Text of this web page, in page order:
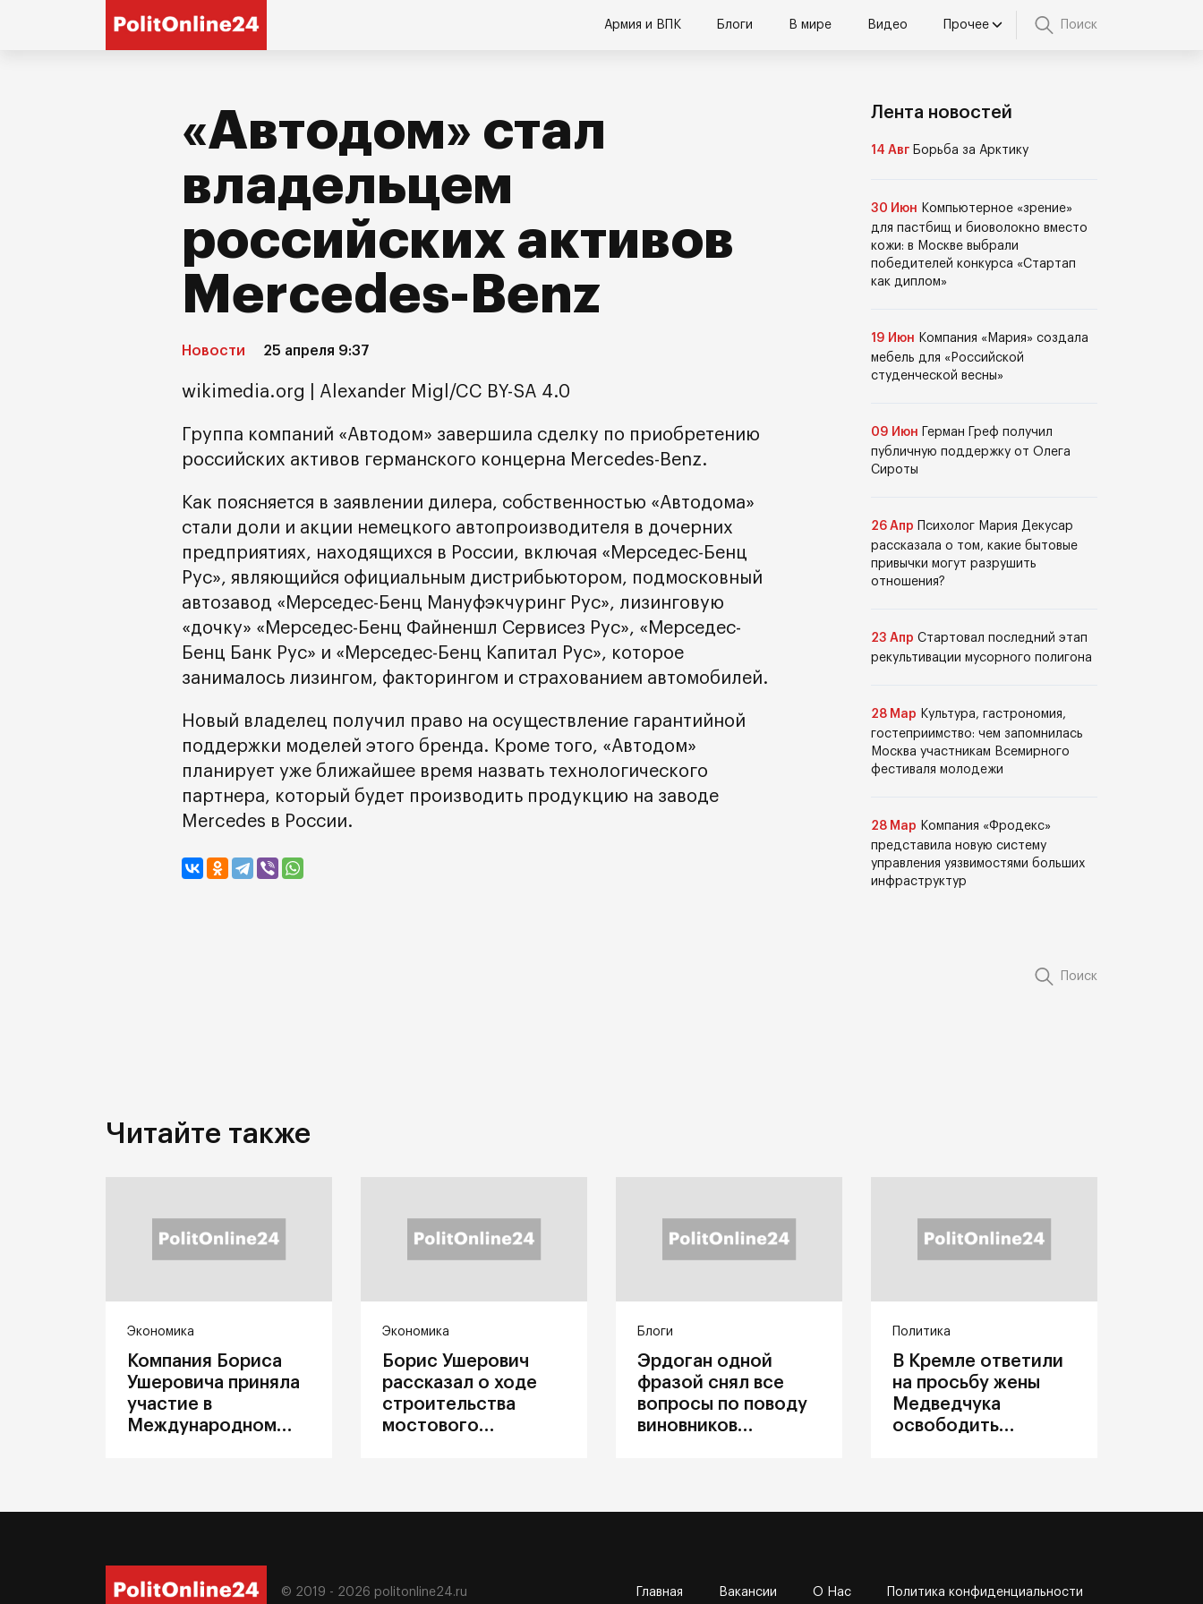
Армия и ВПК Блоги В мире Видео Прочее Поиск
«Автодом» стал
владельцем
российских активов
Mercedes-Benz
Новости 25 апреля 9:37
wikimedia.org | Alexander Migl/CC BY-SA 4.0
Группа компаний «Автодом» завершила сделку по приобретению
российских активов германского концерна Mercedes-Benz.
Как поясняется в заявлении дилера, собственностью «Автодома»
стали доли и акции немецкого автопроизводителя в дочерних
предприятиях, находящихся в России, включая «Мерседес-Бенц
Рус», являющийся официальным дистрибьютором, подмосковный
автозавод «Мерседес-Бенц Мануфэкчуринг Рус», лизинговую
«дочку» «Мерседес-Бенц Файненшл Сервисез Рус», «Мерседес-
Бенц Банк Рус» и «Мерседес-Бенц Капитал Рус», которое
занималось лизингом, факторингом и страхованием автомобилей.
Новый владелец получил право на осуществление гарантийной
поддержки моделей этого бренда. Кроме того, «Автодом»
планирует уже ближайшее время назвать технологического
партнера, который будет производить продукцию на заводе
Mercedes в России.
Лента новостей
14 Авг Борьба за Арктику
30 Июн Компьютерное «зрение»
для пастбищ и биоволокно вместо
кожи: в Москве выбрали
победителей конкурса «Стартап
как диплом»
19 Июн Компания «Мария» создала
мебель для «Российской
студенческой весны»
09 Июн
Герман Греф получил
публичную поддержку от Олега
Сироты
26 Апр
Психолог Мария Декусар
рассказала о том, какие бытовые
привычки могут разрушить
отношения?
23 Апр Стартовал последний этап
рекультивации мусорного полигона
28 Мар Культура, гастрономия,
гостеприимство: чем запомнилась
Москва участникам Всемирного
фестиваля молодежи
28 Мар Компания «Фродекс»
представила новую систему
управления уязвимостями больших
инфраструктур
Поиск
Читайте также
Экономика
Компания Бориса
Ушеровича приняла
участие в
Международном
Экономика
Борис Ушерович
рассказал о ходе
строительства
мостового
Блоги
Эрдоган одной
фразой снял все
вопросы по поводу
виновников
Политика
В Кремле ответили
на просьбу жены
Медведчука
освободить
© 2019 - 2026 politonline24.ru Главная Вакансии О Нас Политика конфиденциальности